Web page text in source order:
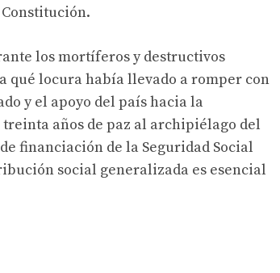
los mortíferos y destructivos
qué locura había llevado a romper con
y el apoyo del país hacia la
años de paz al archipiélago del
financiación de la Seguridad Social
social generalizada es esencial